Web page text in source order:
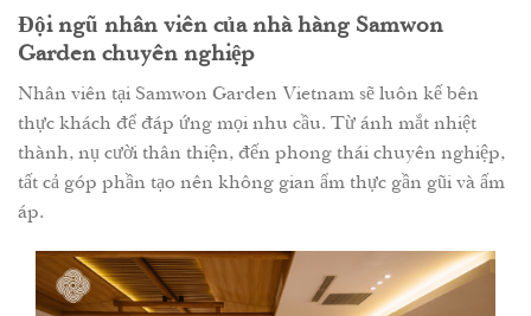
Đội ngũ nhân viên của nhà hàng Samwon
Garden chuyên nghiệp
Nhân viên tại Samwon Garden Vietnam sẽ luôn kế bên
thực khách để đáp ứng mọi nhu cầu. Từ ánh mắt nhiệt
thành, nụ cười thân thiện, đến phong thái chuyên nghiệp,
tất cả góp phần tạo nên không gian ẩm thực gần gũi và ấm
áp.